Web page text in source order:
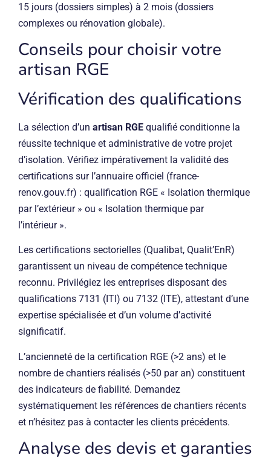
15 jours (dossiers simples) à 2 mois (dossiers
complexes ou rénovation globale).
Conseils pour choisir votre
artisan RGE
Vérification des qualifications
La sélection d’un artisan RGE qualifié conditionne la
réussite technique et administrative de votre projet
d’isolation. Vérifiez impérativement la validité des
certifications sur l’annuaire officiel (france-
renov.gouv.fr) : qualification RGE « Isolation thermique
par l’extérieur » ou « Isolation thermique par
l’intérieur ».
Les certifications sectorielles (Qualibat, Qualit’EnR)
garantissent un niveau de compétence technique
reconnu. Privilégiez les entreprises disposant des
qualifications 7131 (ITI) ou 7132 (ITE), attestant d’une
expertise spécialisée et d’un volume d’activité
significatif.
L’ancienneté de la certification RGE (>2 ans) et le
nombre de chantiers réalisés (>50 par an) constituent
des indicateurs de fiabilité. Demandez
systématiquement les références de chantiers récents
et n’hésitez pas à contacter les clients précédents.
Analyse des devis et garanties